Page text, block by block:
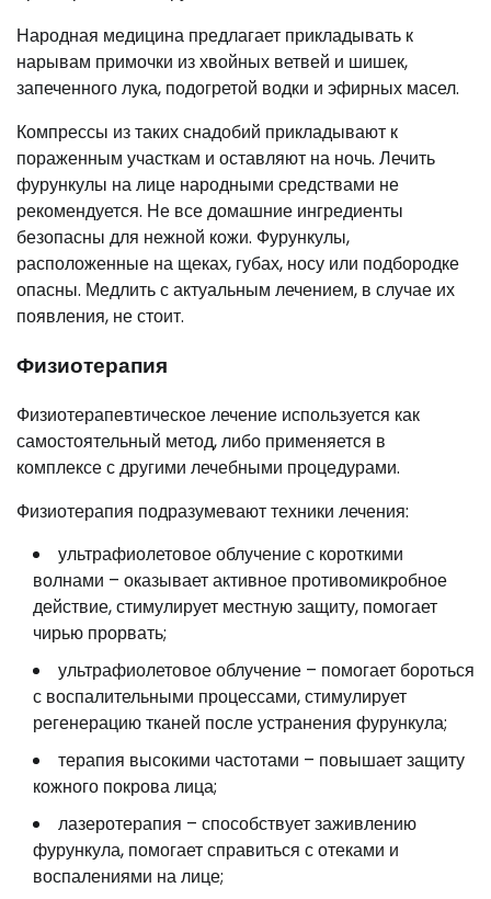
Народная медицина предлагает прикладывать к
нарывам примочки из хвойных ветвей и шишек,
запеченного лука, подогретой водки и эфирных масел.
Компрессы из таких снадобий прикладывают к
пораженным участкам и оставляют на ночь. Лечить
фурункулы на лице народными средствами не
рекомендуется. Не все домашние ингредиенты
безопасны для нежной кожи. Фурункулы,
расположенные на щеках, губах, носу или подбородке
опасны. Медлить с актуальным лечением, в случае их
появления, не стоит.
Физиотерапия
Физиотерапевтическое лечение используется как
самостоятельный метод, либо применяется в
комплексе с другими лечебными процедурами.
Физиотерапия подразумевают техники лечения:
ультрафиолетовое облучение с короткими
волнами – оказывает активное противомикробное
действие, стимулирует местную защиту, помогает
чирью прорвать;
ультрафиолетовое облучение – помогает бороться
с воспалительными процессами, стимулирует
регенерацию тканей после устранения фурункула;
терапия высокими частотами – повышает защиту
кожного покрова лица;
лазеротерапия – способствует заживлению
фурункула, помогает справиться с отеками и
воспалениями на лице;